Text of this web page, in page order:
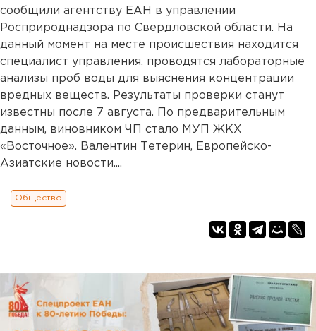
сообщили агентству ЕАН в управлении
Росприроднадзора по Свердловской области. На
данный момент на месте происшествия находится
специалист управления, проводятся лабораторные
анализы проб воды для выяснения концентрации
вредных веществ. Результаты проверки станут
известны после 7 августа. По предварительным
данным, виновником ЧП стало МУП ЖКХ
«Восточное». Валентин Тетерин, Европейско-
Азиатские новости....
Общество